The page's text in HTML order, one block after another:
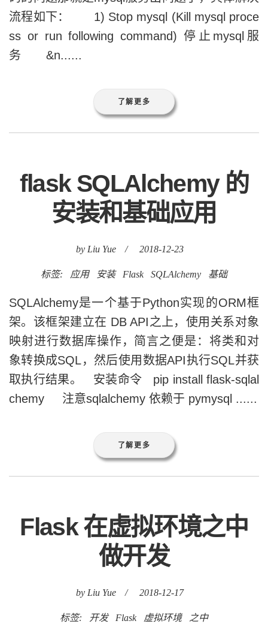
流程如下： 1) Stop mysql (Kill mysql proce
ss or run following command) 停止mysql服
务 &n......
了解更多
flask SQLAlchemy 的
安装和基础应用
by Liu Yue / 2018-12-23
标签: 应用 安装 Flask SQLAlchemy 基础
SQLAlchemy是一个基于Python实现的ORM框
架。该框架建立在 DB API之上，使用关系对象
映射进行数据库操作，简言之便是：将类和对
象转换成SQL，然后使用数据API执行SQL并获
取执行结果。 安装命令 pip install flask-sqlal
chemy 注意sqlalchemy 依赖于 pymysql ......
了解更多
Flask 在虚拟环境之中
做开发
by Liu Yue / 2018-12-17
标签: 开发 Flask 虚拟环境 之中